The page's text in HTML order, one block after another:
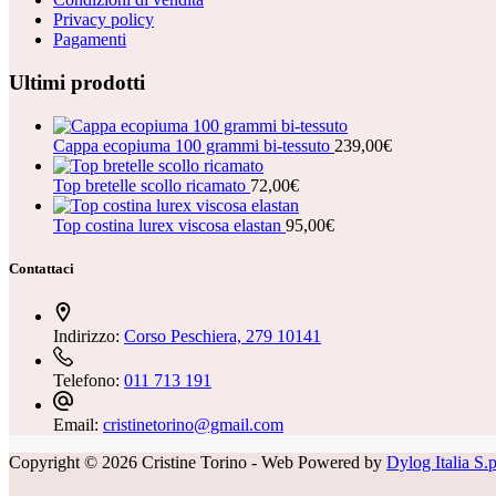
Privacy policy
Pagamenti
Ultimi prodotti
Cappa ecopiuma 100 grammi bi-tessuto 239,00€
Top bretelle scollo ricamato 72,00€
Top costina lurex viscosa elastan 95,00€
Contattaci
Indirizzo: Corso Peschiera, 279 10141
Telefono: 011 713 191
Email: cristinetorino@gmail.com
Copyright © 2026 Cristine Torino - Web Powered by Dylog Italia